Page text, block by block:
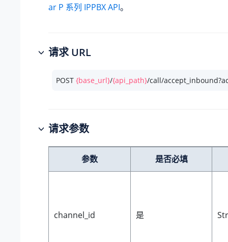
ar P 系列 IPPBX API。
请求 URL
POST {base_url}/{api_path}/call/
请求参数
参数 是否必填
channel_id 是